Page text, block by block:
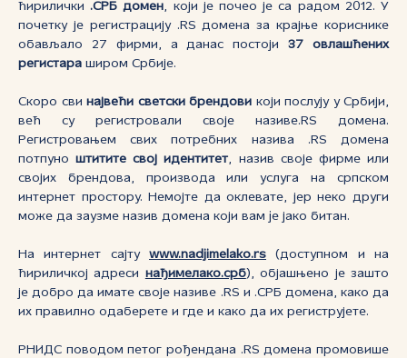
ћирилички.СРБ домен, који је почео је са радом 2012. У
почетку је регистрацију .RS домена за крајње кориснике
обављало 27 фирми, а данас постоји37 овлашћених
регистара широм Србије.
Скоро сви највећи светски брендови који послују у Србији,
већ су регистровали своје називе.RS домена.
Регистровањем свих потребних назива .RS домена
потпуно штитите свој идентитет, назив своје фирме или
својих брендова, производа или услуга на српском
интернет простору. Немојте да оклевате, јер неко други
може да заузме назив домена који вам je јако битан.
На интернет сајту www.nadjimelako.rs (доступном и на
ћириличкој адреси нађимелако.срб), објашњено је зашто
је добро да имате своје називе .RS и .СРБ домена, како да
их правилно одаберете и где и како да их региструјете.
РНИДС поводом петог рођендана .RS домена промовише